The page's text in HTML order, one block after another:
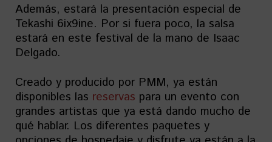
Además, estará la presentación especial de
Tekashi 6ix9ine. Por si fuera poco, la salsa
estará en este festival de la mano de Isaac
Delgado.
Creado y producido por PMM, ya están
disponibles las reservas para un evento con
grandes artistas que ya está dando mucho de
qué hablar. Los diferentes paquetes y